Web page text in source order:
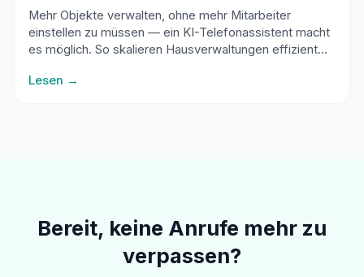
Mehr Objekte verwalten, ohne mehr Mitarbeiter
einstellen zu müssen — ein KI-Telefonassistent macht
es möglich. So skalieren Hausverwaltungen effizient
Lesen →
Bereit, keine Anrufe mehr zu
verpassen?